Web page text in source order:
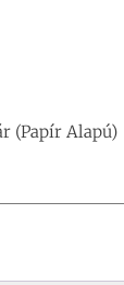
(Papír Alapú)